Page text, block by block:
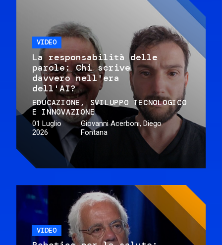
VIDEO
La responsabilità delle
parole: Chi scrive
davvero nell'era
dell'AI?
EDUCAZIONE
SVILUPPO TECNOLOGICO
E INNOVAZIONE
01 Luglio
2026
Giovanni Acerboni, Diego
Fontana
VIDEO